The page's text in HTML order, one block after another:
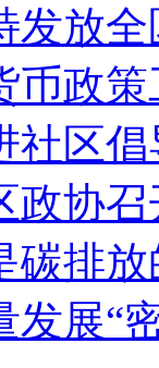
发放
币政
社区
政协
碳排
发展“